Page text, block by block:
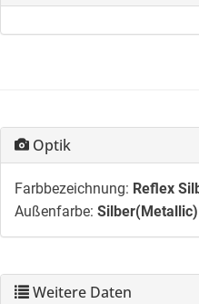
Optik
Farbbezeichnung: Reflex
Außenfarbe: Silber(Metallic)
Weitere Daten